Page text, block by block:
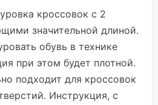
кроссовок с 2
значительной длиной.
обувь в технике
при этом будет плотной.
подходит для кроссовок
Инструкция, с